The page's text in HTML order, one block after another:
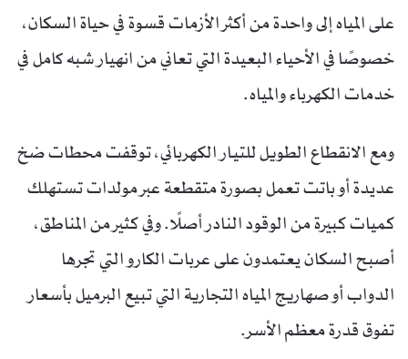
على المياه إلى واحدة من أكثر الأزمات قسوة في حياة السكان،
خصوصًا في الأحياء البعيدة التي تعاني من انهيار شبه كامل في
خدمات الكهرباء والمياه.
ومع الانقطاع الطويل للتيار الكهربائي، توقفت محطات ضخ
عديدة أو باتت تعمل بصورة متقطعة عبر مولدات تستهلك
كميات كبيرة من الوقود النادر أصلًا. وفي كثير من المناطق،
أصبح السكان يعتمدون على عربات الكارو التي تجرها
الدواب أو صهاريج المياه التجارية التي تبيع البرميل بأسعار
تفوق قدرة معظم الأسر.